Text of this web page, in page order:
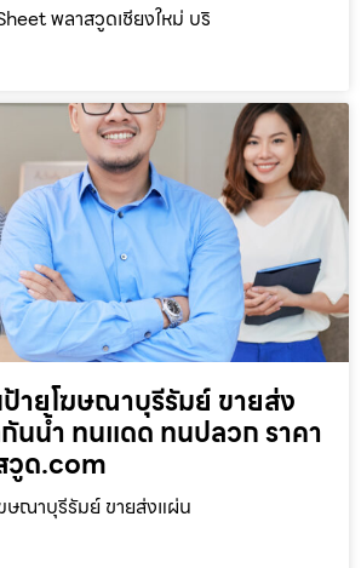
พลาสวูดเชียงใหม่ บริ
ายโฆษณาบุรีรัมย์ ขายส่ง
นน้ำ ทนแดด ทนปลวก ราคา
วูด.com
ษณาบุรีรัมย์ ขายส่งแผ่น